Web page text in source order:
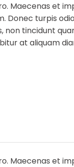
Maecenas et
Donec turpis
non tincidunt
at aliquam
Maecenas et